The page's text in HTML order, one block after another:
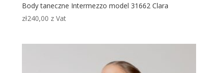
Body taneczne Intermezzo model 31662 Clara
zł240,00 z Vat